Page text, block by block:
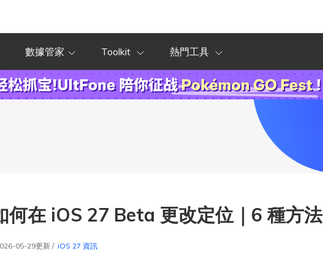
數據管家 Toolkit 熱門工具
何在 iOS 27 Beta 更改定位｜6 種方法
05-29更新 / iOS 27 資訊